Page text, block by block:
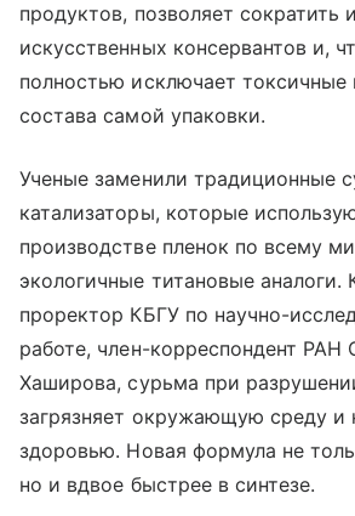
продуктов, позволяет сократить
искусственных консервантов и,
полностью исключает токсичные
состава самой упаковки.
Ученые заменили традиционные
катализаторы, которые
производстве пленок по всему
экологичные титановые аналоги.
проректор КБГУ по научно-
работе, член-корреспондент РАН
Хаширова, сурьма при
загрязняет окружающую среду и
здоровью. Новая формула не
но и вдвое быстрее в синтезе.